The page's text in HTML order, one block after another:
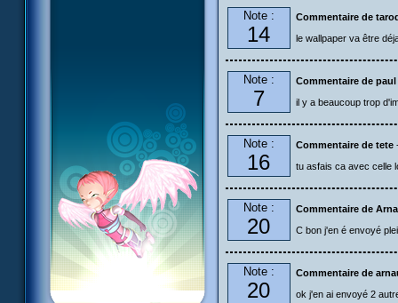
Note :
14
Commentaire de
le wallpaper va être
Note :
7
Commentaire de paul
il y a beaucoup trop
Note :
16
Commentaire de tete
tu asfais ca avec celle
Note :
20
Commentaire de
C bon j'en é envoyé
Note :
20
Commentaire de
ok j'en ai envoyé 2